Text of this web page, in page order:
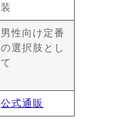
装
男性向け定番
の選択肢とし
て
公式通販